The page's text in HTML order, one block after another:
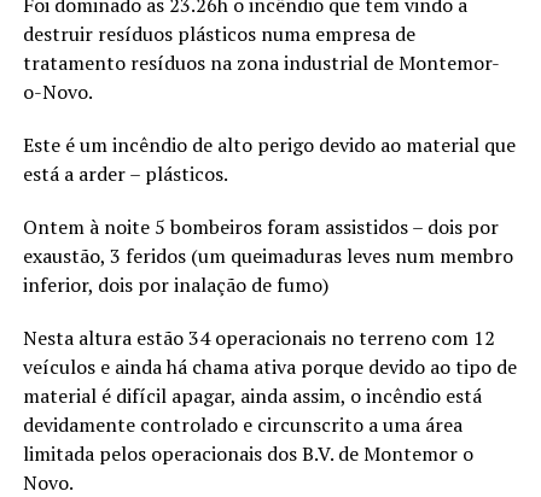
destruir resíduos plásticos numa empresa de
tratamento resíduos na zona industrial de Montemor-
o-Novo.
Este é um incêndio de alto perigo devido ao material que
está a arder – plásticos.
Ontem à noite 5 bombeiros foram assistidos – dois por
exaustão, 3 feridos (um queimaduras leves num membro
inferior, dois por inalação de fumo)
Nesta altura estão 34 operacionais no terreno com 12
veículos e ainda há chama ativa porque devido ao tipo de
material é difícil apagar, ainda assim, o incêndio está
devidamente controlado e circunscrito a uma área
limitada pelos operacionais dos B.V. de Montemor o
Novo.